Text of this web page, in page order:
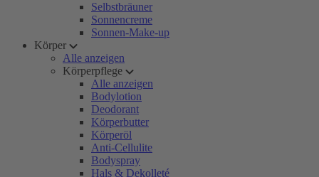
Selbstbräuner
Sonnencreme
Sonnen-Make-up
Körper
Alle anzeigen
Körperpflege
Alle anzeigen
Bodylotion
Deodorant
Körperbutter
Körperöl
Anti-Cellulite
Bodyspray
Hals & Dekolleté